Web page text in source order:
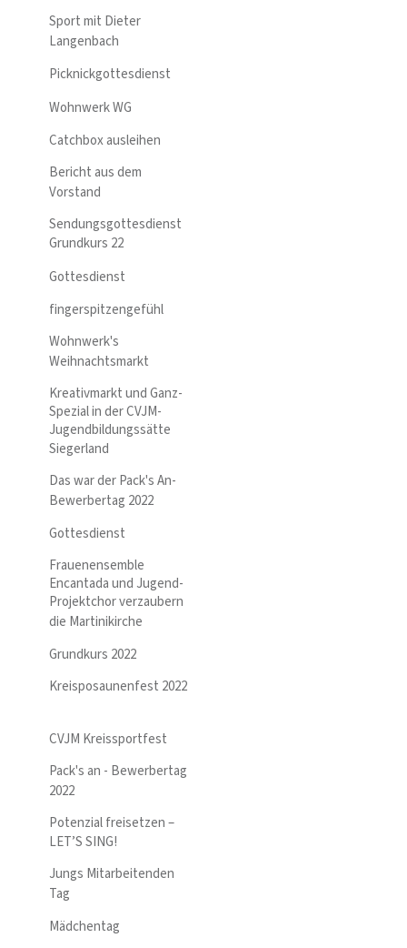
Sport mit Dieter
Langenbach
Picknickgottesdienst
Wohnwerk WG
Catchbox ausleihen
Bericht aus dem
Vorstand
Sendungsgottesdienst
Grundkurs 22
Gottesdienst
fingerspitzengefühl
Wohnwerk's
Weihnachtsmarkt
Kreativmarkt und Ganz-
Spezial in der CVJM-
Jugendbildungssätte
Siegerland
Das war der Pack's An-
Bewerbertag 2022
Gottesdienst
Frauenensemble
Encantada und Jugend-
Projektchor verzaubern
die Martinikirche
Grundkurs 2022
Kreisposaunenfest 2022
CVJM Kreissportfest
Pack's an - Bewerbertag
2022
Potenzial freisetzen –
LET’S SING!
Jungs Mitarbeitenden
Tag
Mädchentag